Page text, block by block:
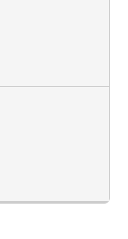
Vogel
der
Teschl-
Florian